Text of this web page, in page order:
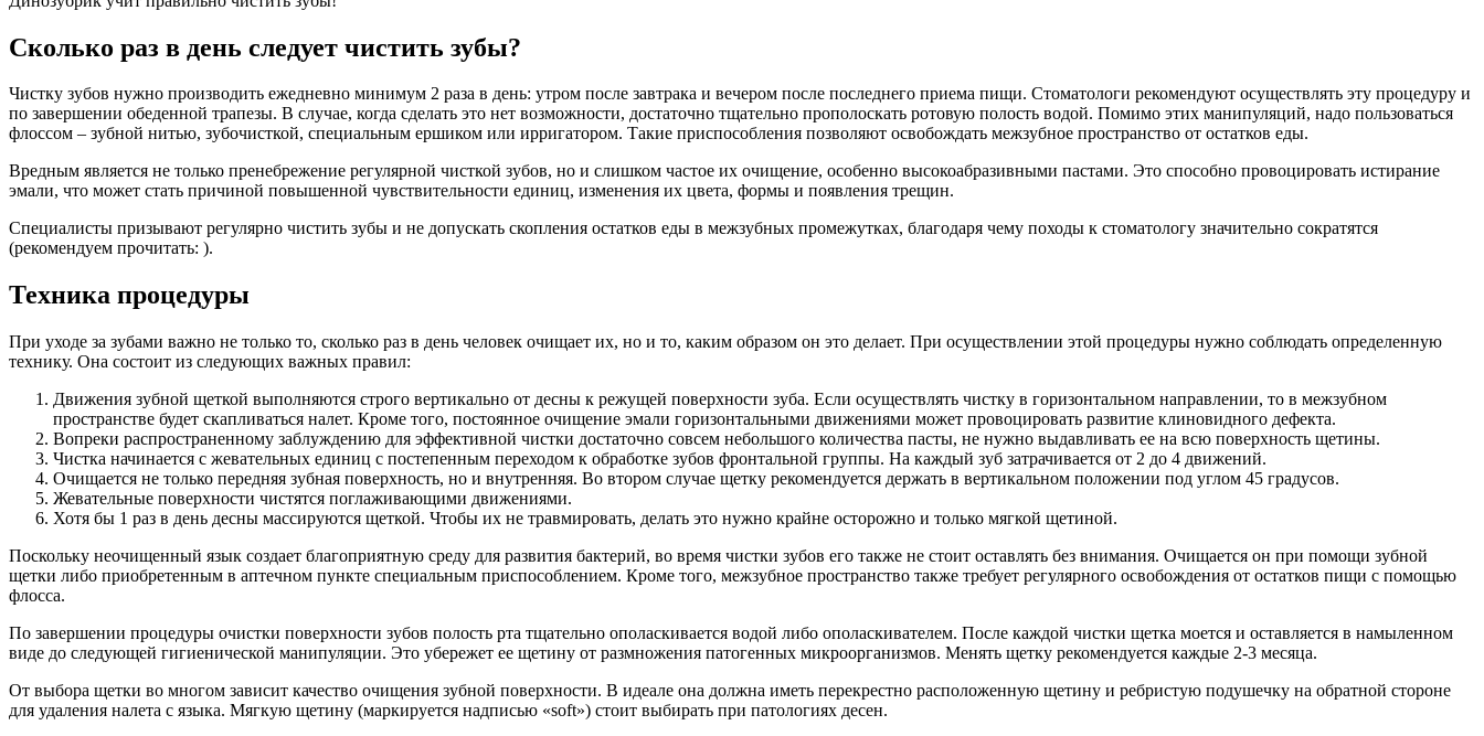
Сколько раз в день следует чистить зубы?
Чистку зубов нужно производить ежедневно минимум 2 раза в день: утром после завтрака и вечером после последнего приема пищи. Стоматологи рекомендуют осуществлять эту процедуру и
по завершении обеденной трапезы. В случае, когда сделать это нет возможности, достаточно тщательно прополоскать ротовую полость водой. Помимо этих манипуляций, надо пользоваться
флоссом – зубной нитью, зубочисткой, специальным ершиком или ирригатором. Такие приспособления позволяют освобождать межзубное пространство от остатков еды.
Вредным является не только пренебрежение регулярной чисткой зубов, но и слишком частое их очищение, особенно высокоабразивными пастами. Это способно провоцировать истирание
эмали, что может стать причиной повышенной чувствительности единиц, изменения их цвета, формы и появления трещин.
Специалисты призывают регулярно чистить зубы и не допускать скопления остатков еды в межзубных промежутках, благодаря чему походы к стоматологу значительно сократятся
(рекомендуем прочитать: ).
Техника процедуры
При уходе за зубами важно не только то, сколько раз в день человек очищает их, но и то, каким образом он это делает. При осуществлении этой процедуры нужно соблюдать определенную
технику. Она состоит из следующих важных правил:
Движения зубной щеткой выполняются строго вертикально от десны к режущей поверхности зуба. Если осуществлять чистку в горизонтальном направлении, то в межзубном
пространстве будет скапливаться налет. Кроме того, постоянное очищение эмали горизонтальными движениями может провоцировать развитие клиновидного дефекта.
Вопреки распространенному заблуждению для эффективной чистки достаточно совсем небольшого количества пасты, не нужно выдавливать ее на всю поверхность щетины.
Чистка начинается с жевательных единиц с постепенным переходом к обработке зубов фронтальной группы. На каждый зуб затрачивается от 2 до 4 движений.
Очищается не только передняя зубная поверхность, но и внутренняя. Во втором случае щетку рекомендуется держать в вертикальном положении под углом 45 градусов.
Жевательные поверхности чистятся поглаживающими движениями.
Хотя бы 1 раз в день десны массируются щеткой. Чтобы их не травмировать, делать это нужно крайне осторожно и только мягкой щетиной.
Поскольку неочищенный язык создает благоприятную среду для развития бактерий, во время чистки зубов его также не стоит оставлять без внимания. Очищается он при помощи зубной
щетки либо приобретенным в аптечном пункте специальным приспособлением. Кроме того, межзубное пространство также требует регулярного освобождения от остатков пищи с помощью
флосса.
По завершении процедуры очистки поверхности зубов полость рта тщательно ополаскивается водой либо ополаскивателем. После каждой чистки щетка моется и оставляется в намыленном
виде до следующей гигиенической манипуляции. Это убережет ее щетину от размножения патогенных микроорганизмов. Менять щетку рекомендуется каждые 2-3 месяца.
От выбора щетки во многом зависит качество очищения зубной поверхности. В идеале она должна иметь перекрестно расположенную щетину и ребристую подушечку на обратной стороне
для удаления налета с языка. Мягкую щетину (маркируется надписью «soft») стоит выбирать при патологиях десен.